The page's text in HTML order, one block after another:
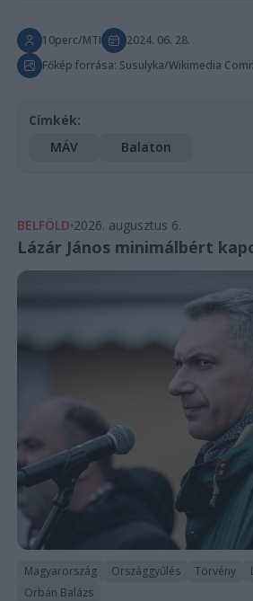
10perc/MTI
2024. 06. 28.
Főkép forrása: Susulyka/Wikimedia
Címkék:
MÁV
Balaton
BELFÖLD 2026. augusztus 6.
Lázár János minimálbért
Magyarország Országgyűlés Törvény
Orbán Balázs